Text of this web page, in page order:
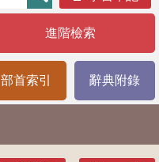
進階檢索
部首索引 辭典附錄